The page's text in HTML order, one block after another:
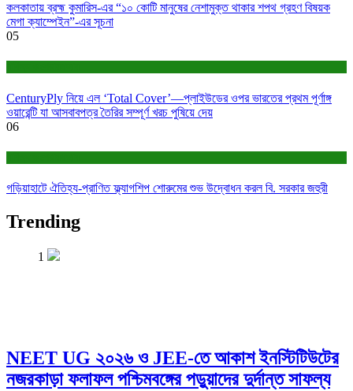
কলকাতায় ব্রহ্ম কুমারিস-এর “১০ কোটি মানুষের নেশামুক্ত থাকার শপথ গ্রহণ বিষয়ক
মেগা ক্যাম্পেইন”-এর সূচনা
05
CenturyPly নিয়ে এল ‘Total Cover’—প্লাইউডের ওপর ভারতের প্রথম পূর্ণাঙ্গ
ওয়ারেন্টি যা আসবাবপত্র তৈরির সম্পূর্ণ খরচ পুষিয়ে দেয়
06
গড়িয়াহাটে ঐতিহ্য-প্রাণিত ফ্ল্যাগশিপ শোরুমের শুভ উদ্বোধন করল বি. সরকার জহুরী
Trending
1
NEET UG ২০২৬ ও JEE-তে আকাশ ইনস্টিটিউটের
নজরকাড়া ফলাফল পশ্চিমবঙ্গের পড়ুয়াদের দুর্দান্ত সাফল্য